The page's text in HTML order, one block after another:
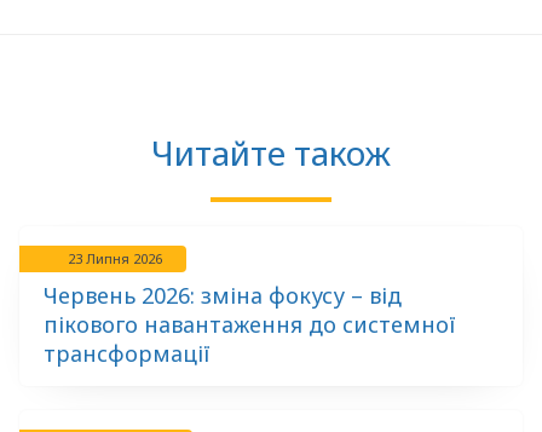
Читайте також
23 Липня 2026
Червень 2026: зміна фокусу – від
пікового навантаження до системної
трансформації